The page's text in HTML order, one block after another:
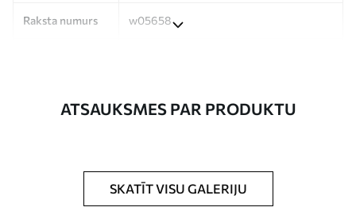
Raksta numurs w05658
Tapetes var viegli notīrīt ar mīkstu sūkli.
Tapetes ar lakas pārklājumu var tīrīt ar
ATSAUKSMES PAR PRODUKTU
SKATĪT VISU GALERIJU